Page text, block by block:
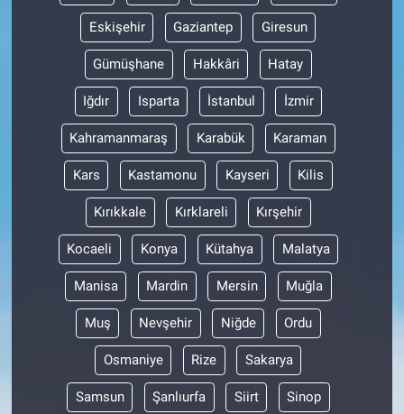
Eskişehir Gaziantep Giresun
Gümüşhane Hakkâri Hatay
Iğdır Isparta İstanbul İzmir
Kahramanmaraş Karabük Karaman
Kars Kastamonu Kayseri Kilis
Kırıkkale Kırklareli Kırşehir
Kocaeli Konya Kütahya Malatya
Manisa Mardin Mersin Muğla
Muş Nevşehir Niğde Ordu
Osmaniye Rize Sakarya
Samsun Şanlıurfa Siirt Sinop